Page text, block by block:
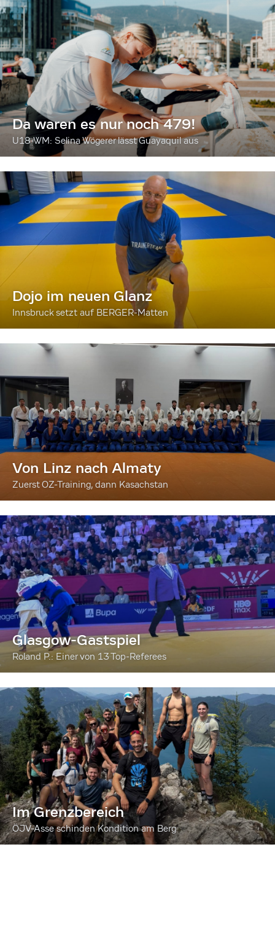
Da waren es nur noch 479!
U18-WM: Selina Wögerer lässt Guayaquil aus
Dojo im neuen Glanz
Innsbruck setzt auf BERGER-Matten
Von Linz nach Almaty
Zuerst OZ-Training, dann Kasachstan
Glasgow-Gastspiel
Roland P.: Einer von 13 Top-Referees
Im Grenzbereich
ÖJV-Asse schinden Kondition am Berg